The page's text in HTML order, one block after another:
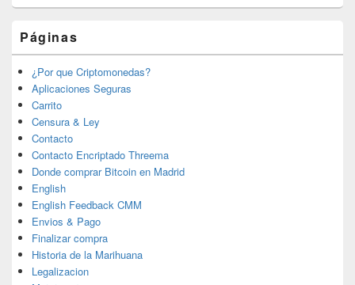
Páginas
¿Por que Criptomonedas?
Aplicaciones Seguras
Carrito
Censura & Ley
Contacto
Contacto Encriptado Threema
Donde comprar Bitcoin en Madrid
English
English Feedback CMM
Envios & Pago
Finalizar compra
Historia de la Marihuana
Legalizacion